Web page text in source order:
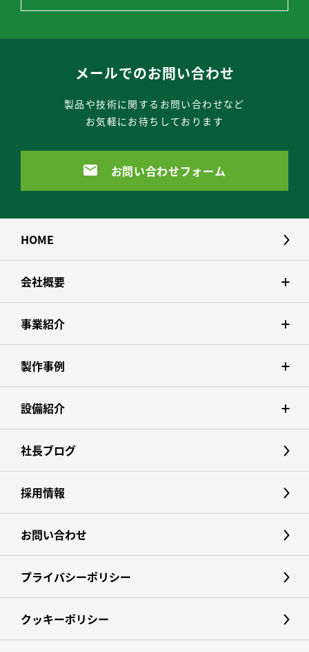
メールでのお問い合わせ
製品や技術に関するお問い合わせなど
お気軽にお待ちしております
お問い合わせフォーム
HOME
会社概要
事業紹介
製作事例
設備紹介
社長ブログ
採用情報
お問い合わせ
プライバシーポリシー
クッキーポリシー